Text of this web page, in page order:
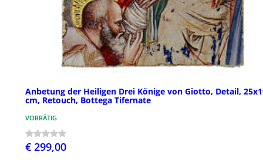
Anbetung der Heiligen Drei Könige von Giotto, Detail,
cm, Retouch, Bottega Tifernate
VORRÄTIG
€ 299,00